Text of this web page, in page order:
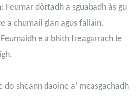
Feumar dòrtadh a sguabadh às gu
a chumail glan agus fallain.
Feumaidh e a bhith freagarrach le
do sheann daoine a’ measgachadh